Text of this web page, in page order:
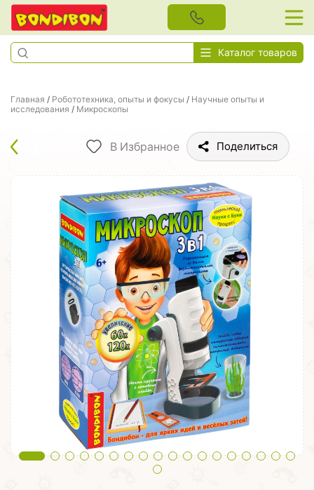
Каталог товаров
Главная / Робототехника, опыты и фокусы / Научные опыты и
исследования / Микроскопы
В Избранное Поделиться